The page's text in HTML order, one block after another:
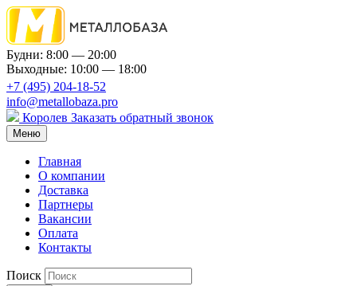
Будни: 8:00 — 20:00
Выходные: 10:00 — 18:00
+7 (495) 204-18-52
info@metallobaza.pro
Королев Заказать обратный звонок
Меню
Главная
О компании
Доставка
Партнеры
Вакансии
Оплата
Контакты
Поиск